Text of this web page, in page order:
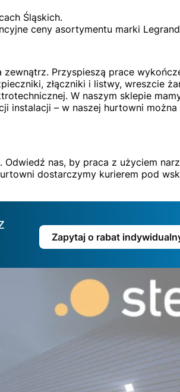
Śląskich.
ceny asortymentu marki
Przyspieszą prace
złączniki i listwy, wreszcie
W naszym sklepie
instalacji – w naszej hurtowni można
nas, by praca z użyciem
dostarczymy kurierem pod
Zapytaj o rabat